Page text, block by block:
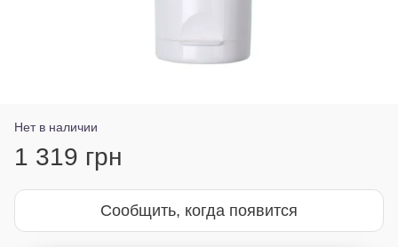
Нет в наличии
1 319 грн
Сообщить, когда появится